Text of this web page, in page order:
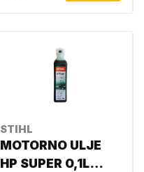
STIHL
MOTORNO ULJE
HP SUPER 0,1L